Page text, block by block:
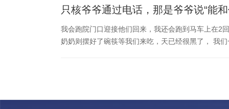
只核爷爷通过电话，那是爷爷说“能
我会跑院门口迎接他们回来，我还会跑到马车上在2
奶奶则摆好了碗筷等我们来吃，天已经很黑了， 我